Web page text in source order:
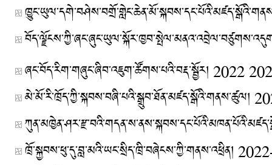
ཞང་བོད་རིག་གཞུང་ཞིབ་འཇུག་ཚོགས་པའི་བརྡ་སྦྱོར། 2022
མེ་མོ་རི་ཁྲོད་ཀྱི་སྐབས་བཞི་པའི་སྒྲུབ་ཐོན་མཛད་སྒོའི་གནས་ཚུལ།
ཁྲོ་སྐྱབས་ཕུ་དུ་བླ་མའི་ཡང་སྲིད་ཁྲི་བཞེངས་ཀྱི་གནས་འཕྲིན།